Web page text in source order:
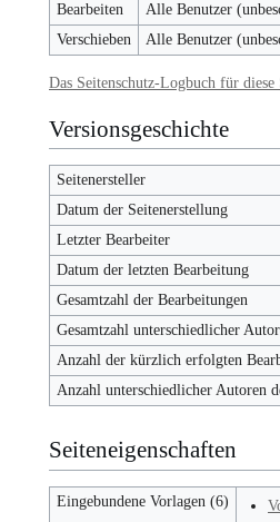
Bearbeiten
Alle Benutzer
Verschieben
Alle Benutzer
Das Seitenschutz-Logbuch für diese
Versionsgeschichte
Seitenersteller
Datum der Seitenerstellung
Letzter Bearbeiter
Datum der letzten Bearbeitung
Gesamtzahl der Bearbeitungen
Gesamtzahl unterschiedlicher
Anzahl der kürzlich erfolgten
Anzahl unterschiedlicher Autoren
Seiteneigenschaften
Eingebundene Vorlagen (6)